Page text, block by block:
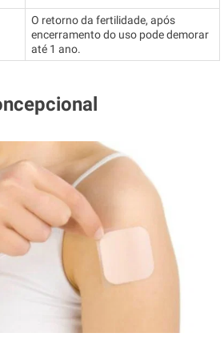
O retorno da fertilidade, após
encerramento do uso pode demorar
até 1 ano.